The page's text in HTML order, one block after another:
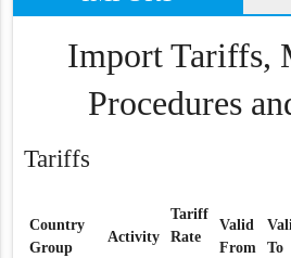
Import Tariffs,
Procedures
Tariffs
Country
Group
Activity
Tariff
Rate
Valid
From
To